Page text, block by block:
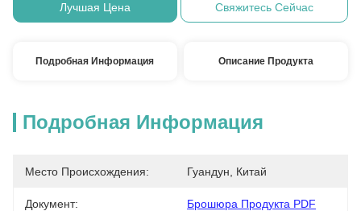
Лучшая Цена Свяжитесь Сейчас
Подробная Информация Описание Продукта
Подробная Информация
Место Происхождения: Гуандун, Китай
Документ: Брошюра Продукта PDF